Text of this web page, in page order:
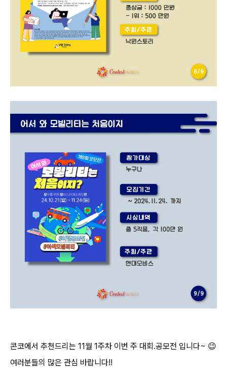
콘코에서 추천드리는 11월 1주차 이번 주 대회.공모전 입니다~ 😉
여러분들의 많은 관심 바랍니다!!